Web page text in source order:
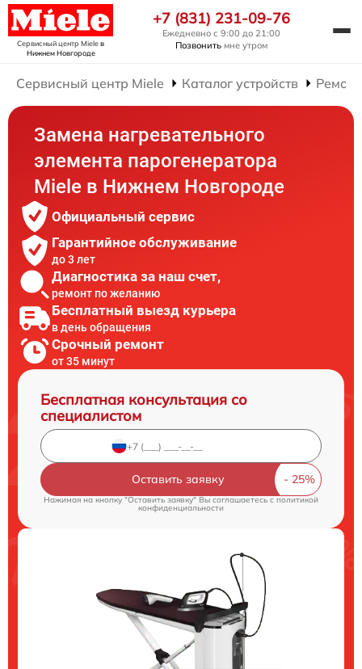
Сервисный центр Mieleв
Нижнем Новгороде
+7 (831) 231-09-76
Ежедневно с 9:00 до 21:00
Позвонить мне утром
Сервисный центр Miele Каталог устройств
Замена нагревательного
элемента парогенератора
Miele в Нижнем Новгороде
Официальный сервис
Гарантийное обслуживание
до 3 лет
Диагностика за наш счет,
ремонт по желанию
Бесплатный выезд курьера
в день обращения
Срочный ремонт
от 35 минут
Бесплатная консультация со
специалистом
Оставить заявку
Нажимая на кнопку "Оставить заявку" Вы соглашаетесь cполитикой
конфиденциальности